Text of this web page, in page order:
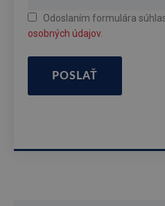
Odoslaním formulára
osobných údajov.
POSLAŤ